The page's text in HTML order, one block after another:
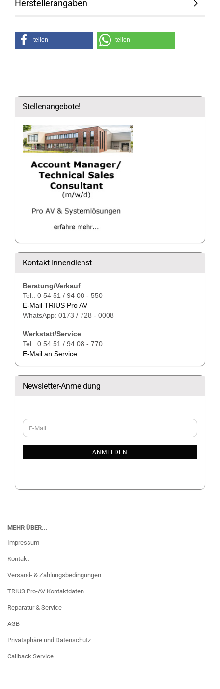
Herstellerangaben
teilen teilen
Stellenangebote!
Kontakt Innendienst
Beratung/Verkauf
Tel.: 0 54 51 / 94 08 - 550
E-Mail TRIUS Pro AV
WhatsApp: 0173 / 728 - 0008
Werkstatt/Service
Tel.: 0 54 51 / 94 08 - 770
E-Mail an Service
Newsletter-Anmeldung
WEITER
ZUR
E-
Mail
ANMELDEN
MEHR ÜBER...
Impressum
Kontakt
Versand- & Zahlungsbedingungen
TRIUS Pro-AV Kontaktdaten
Reparatur & Service
AGB
Privatsphäre und Datenschutz
Callback Service